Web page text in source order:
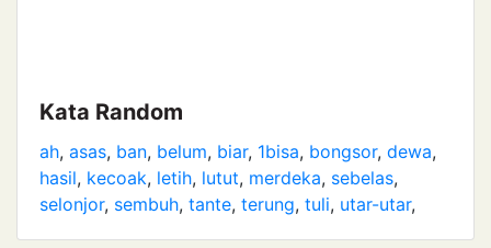
Kata Random
ah, asas, ban, belum, biar, 1bisa, bongsor, dewa,
hasil, kecoak, letih, lutut, merdeka, sebelas,
selonjor, sembuh, tante, terung, tuli, utar-utar,